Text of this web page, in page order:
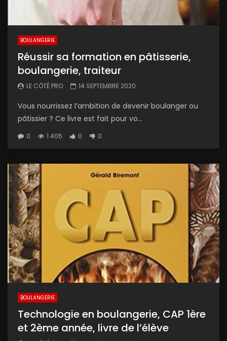
BOULANGERIE
Réussir sa formation en pâtisserie,
boulangerie, traiteur
LE CÔTÉ PRO 14 SEPTEMBRE 2020
Vous nourrissez l’ambition de devenir boulanger ou
pâtissier ? Ce livre est fait pour vo...
0 1 405 0 0
BOULANGERIE
Technologie en boulangerie, CAP 1ère
et 2ème année, livre de l’élève